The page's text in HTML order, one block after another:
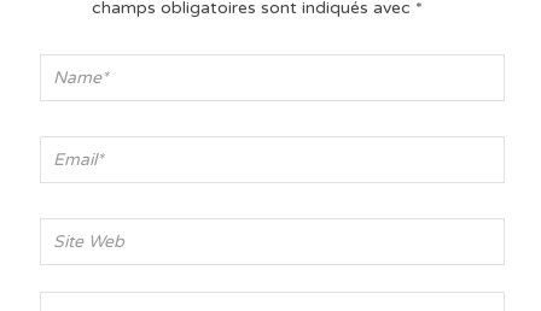
champs obligatoires sont indiqués avec *